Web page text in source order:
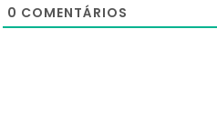
0 COMENTÁRIOS